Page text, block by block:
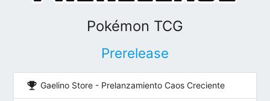
Pokémon TCG
Prerelease
emoji_events Gaelino Store - Prelanzamiento Caos Creciente